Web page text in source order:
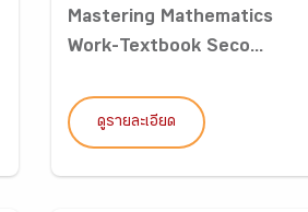
Mastering Mathematics
Work-Textbook Seco...
ดูรายละเอียด